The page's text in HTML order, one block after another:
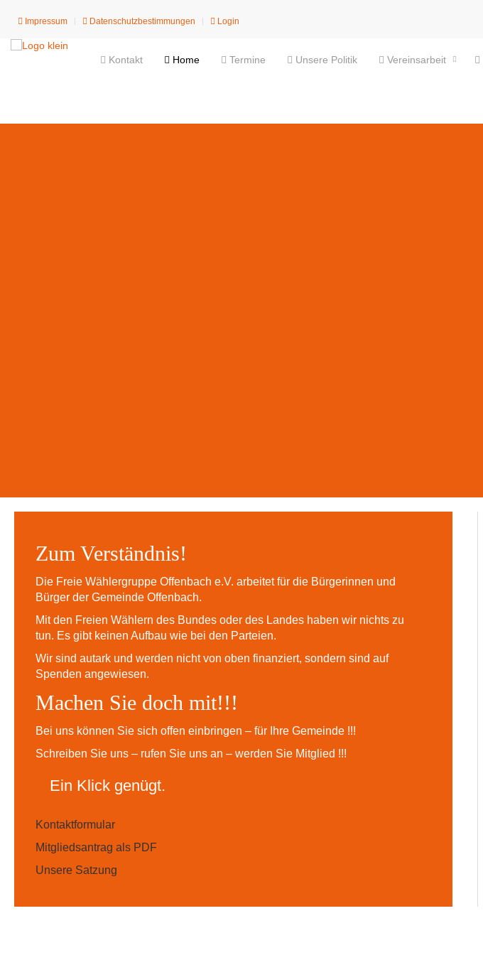
Impressum Datenschutzbestimmungen Login
Kontakt Home Termine Unsere Politik Vereinsarbeit
Zum Verständnis!
Die Freie Wählergruppe Offenbach e.V. arbeitet für die Bürgerinnen und
Bürger der Gemeinde Offenbach.
Mit den Freien Wählern des Bundes oder des Landes haben wir nichts zu
tun. Es gibt keinen Aufbau wie bei den Parteien.
Wir sind autark und werden nicht von oben finanziert, sondern sind auf
Spenden angewiesen.
Machen Sie doch mit!!!
Bei uns können Sie sich offen einbringen – für Ihre Gemeinde !!!
Schreiben Sie uns – rufen Sie uns an – werden Sie Mitglied !!!
Ein Klick genügt.
Kontaktformular
Mitgliedsantrag als PDF
Unsere Satzung